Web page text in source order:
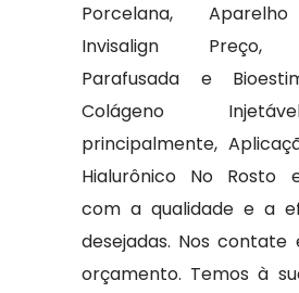
Porcelana,
Invisalign Preço,
Parafusada e
Colágeno
principalmente,
Hialurônico No Rosto
com a qualidade e a
desejadas. Nos contate
orçamento. Temos à